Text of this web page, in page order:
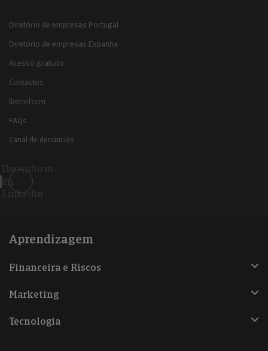
Diretório de empresas Portugal
Diretório de empresas Espanha
Acesso gratuito
Contactos
Iberinform
FAQs
Canal de denúncias
Iberinform
en
Linkedin
Aprendizagem
Financeira e Riscos
Marketing
Tecnologia